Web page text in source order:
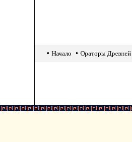
• Начало • Ораторы Древней